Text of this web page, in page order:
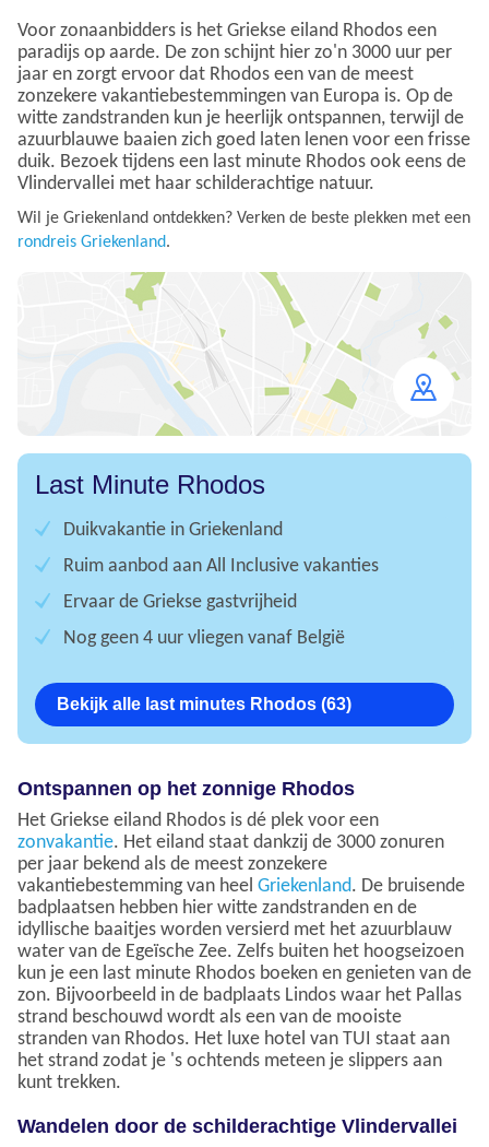
Voor zonaanbidders is het Griekse eiland Rhodos een
paradijs op aarde. De zon schijnt hier zo'n 3000 uur per
jaar en zorgt ervoor dat Rhodos een van de meest
zonzekere vakantiebestemmingen van Europa is. Op de
witte zandstranden kun je heerlijk ontspannen, terwijl de
azuurblauwe baaien zich goed laten lenen voor een frisse
duik. Bezoek tijdens een last minute Rhodos ook eens de
Vlindervallei met haar schilderachtige natuur.
Wil je Griekenland ontdekken? Verken de beste plekken met een
rondreis Griekenland.
map
Last Minute Rhodos
Duikvakantie in Griekenland
Ruim aanbod aan All Inclusive vakanties
Ervaar de Griekse gastvrijheid
Nog geen 4 uur vliegen vanaf België
Bekijk alle last minutes Rhodos (63)
Ontspannen op het zonnige Rhodos
Het Griekse eiland Rhodos is dé plek voor een
zonvakantie. Het eiland staat dankzij de 3000 zonuren
per jaar bekend als de meest zonzekere
vakantiebestemming van heel Griekenland. De bruisende
badplaatsen hebben hier witte zandstranden en de
idyllische baaitjes worden versierd met het azuurblauw
water van de Egeïsche Zee. Zelfs buiten het hoogseizoen
kun je een last minute Rhodos boeken en genieten van de
zon. Bijvoorbeeld in de badplaats Lindos waar het Pallas
strand beschouwd wordt als een van de mooiste
stranden van Rhodos. Het luxe hotel van TUI staat aan
het strand zodat je 's ochtends meteen je slippers aan
kunt trekken.
Wandelen door de schilderachtige Vlindervallei